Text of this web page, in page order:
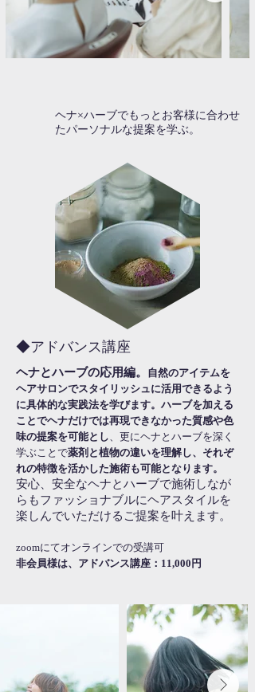
​ヘナ×ハーブでもっとお客様に合わせ
たパーソナルな提案を学ぶ。
​◆アドバンス講座​
ヘナとハーブの応用編。 自然のアイテムを
ヘアサロンでスタイリッシュに活用できるよう
に具体的な実践法を学びます。 ハーブを加える
ことでヘナだけでは再現できなかった質感や色
味の提案を可能とし、更にヘナとハーブを深く
学ぶことで薬剤と植物の違いを理解し、それぞ
れの特徴を活かした施術も可能となります。
安心、安全なヘナとハーブで施術しなが
らもファッショナブルにヘアスタイルを
楽しんでいただけるご提案を叶えます。
zoomにてオンラインでの受講可
非会員様は、アドバンス講座：11,000円